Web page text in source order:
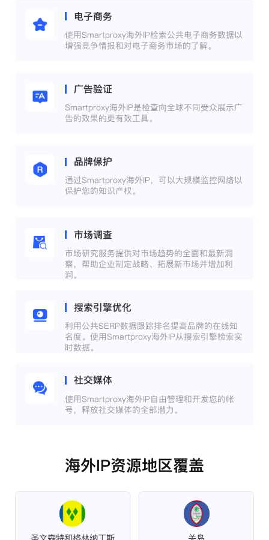
电子商务
使用Smartproxy海外IP检索公共电子商务数据以
增强竞争情报和对电子商务市场的了解。
广告验证
Smartproxy海外IP是检查向全球不同受众展示广
告的效果的更有效工具。
品牌保护
通过Smartproxy海外IP，可以大规模监控网络以
保护您的知识产权。
市场调查
市场研究服务提供对市场趋势的全面和最新洞
察，帮助企业制定战略、拓展新市场并增加利
润。
搜索引擎优化
利用公共SERP数据跟踪排名提高品牌的在线知
名度。使用Smartproxy海外IP从搜索引擎检索实
时数据。
社交媒体
使用Smartproxy海外IP自由管理和开发您的帐
号，释放社交媒体的全部潜力。
海外IP资源地区覆盖